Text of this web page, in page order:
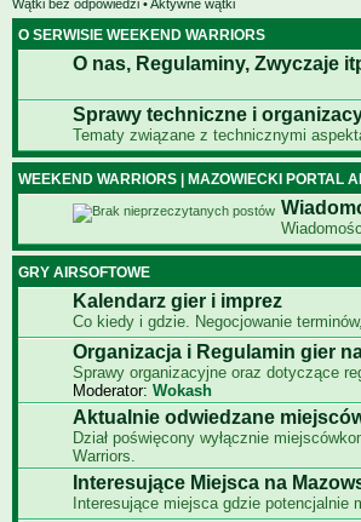
Wątki bez odpowiedzi •Aktywne wątki
O SERWISIE WEEKEND WARRIORS
O nas, Regulaminy, Zwyczaje
Sprawy techniczne i
Tematy związane z technicznymi
WEEKEND WARRIORS | MAZOWIECKI PORTAL
GRY AIRSOFTOWE
Kalendarz gier i imprez
Co kiedy i gdzie. Negocjowanie
Organizacja i Regulamin gier
Sprawy organizacyjne oraz dotyczące
Moderator: Wokash
Aktualnie odwiedzane
Dział poświęcony wyłącznie
Warriors.
Interesujące Miejsca na
Interesujące miejsca gdzie potencjalnie